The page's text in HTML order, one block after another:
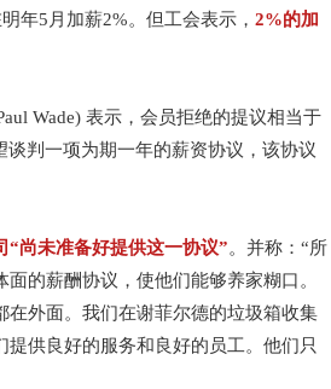
年5月加薪2%。但工会表示， 2%的加
Wade) 表示，会员拒绝的提议相当于
谈判一项为期一年的薪资协议，该协议
“尚未准备好提供这一协议”。并称：“所
的薪酬协议，使他们能够养家糊口。
在外面。我们在谢菲尔德的垃圾箱收集
提供良好的服务和良好的员工。他们只